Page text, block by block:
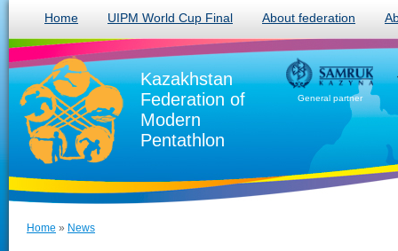
Home UIPM World Cup Final About federation
Kazakhstan
Federation of
Modern
Pentathlon
General partner
Home » News